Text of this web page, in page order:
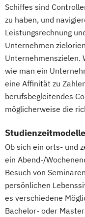
Schiffes sind
zu haben, und
Leistungsrechnung
Unternehmen
Unternehmenszielen.
wie man ein
eine Affinität zu
berufsbegleitendes
möglicherweise die
Studienzeitmodelle
Ob sich ein orts- und
ein Abend-/
Besuch von
persönlichen
es verschiedene
Bachelor- oder